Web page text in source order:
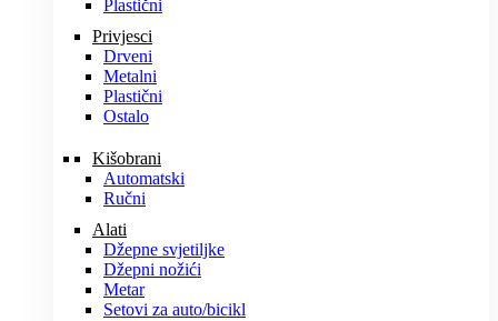
Plastični
Privjesci
Drveni
Metalni
Plastični
Ostalo
Kišobrani
Automatski
Ručni
Alati
Džepne svjetiljke
Džepni nožići
Metar
Setovi za auto/bicikl